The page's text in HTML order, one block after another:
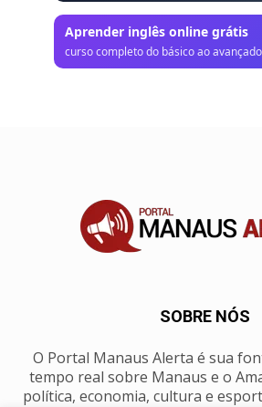
Aprender inglês online grátis
curso completo do básico ao avançado
SOBRE NÓS
O Portal Manaus Alerta é sua
tempo real sobre Manaus e o
política, economia, cultura e